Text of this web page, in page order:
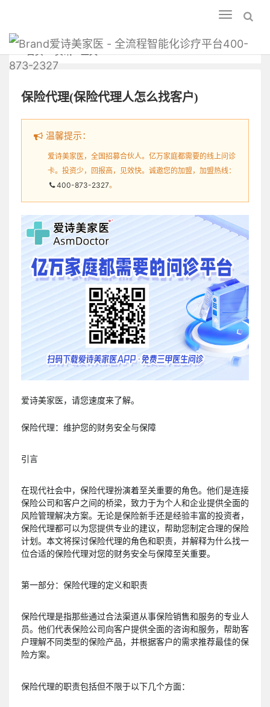
Toggle
navigation
爱诗美家医 - 全流程智能化诊疗平台400-
873-2327
首页 资讯 正文
保险代理(保险代理人怎么找客户)
温馨提示：
爱诗美家医，全国招募合伙人。亿万家庭都需要的线上问诊
卡。投资少，回报高，见效快。诚邀您的加盟，加盟热线：
400-873-2327。
爱诗美家医，请您速度来了解。
保险代理：维护您的财务安全与保障
引言
在现代社会中，保险代理扮演着至关重要的角色。他们是连接
保险公司和客户之间的桥梁，致力于为个人和企业提供全面的
风险管理解决方案。无论是保险新手还是经验丰富的投资者，
保险代理都可以为您提供专业的建议，帮助您制定合理的保险
计划。本文将探讨保险代理的角色和职责，并解释为什么找一
位合适的保险代理对您的财务安全与保障至关重要。
第一部分：保险代理的定义和职责
保险代理是指那些通过合法渠道从事保险销售和服务的专业人
员。他们代表保险公司向客户提供全面的咨询和服务，帮助客
户理解不同类型的保险产品，并根据客户的需求推荐最佳的保
险方案。
保险代理的职责包括但不限于以下几个方面：